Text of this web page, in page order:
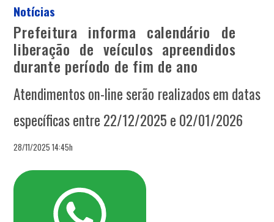
Notícias
Prefeitura informa calendário de
liberação de veículos apreendidos
durante período de fim de ano
Atendimentos on-line serão realizados em datas
específicas entre 22/12/2025 e 02/01/2026
28/11/2025 14:45h